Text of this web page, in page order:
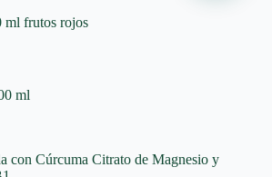
ml frutos rojos
ml
con Cúrcuma Citrato de Magnesio y